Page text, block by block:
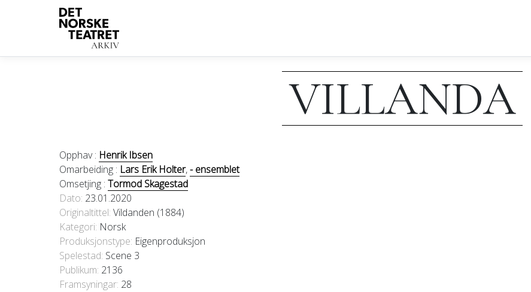
VILLANDA
Opphav : Henrik Ibsen
Omarbeiding : Lars Erik Holter,- ensemblet
Omsetjing : Tormod Skagestad
Dato 23.01.2020
Originaltittel Vildanden (1884)
Kategori Norsk
Produksjonstype: Eigenproduksjon
Spelestad: Scene 3
Publikum: 2136
Framsyningar: 28